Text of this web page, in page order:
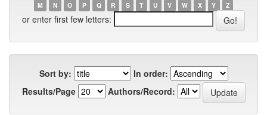
M
N O P Q R S T U V W X Y Z
or enter first few letters:
Sort by:
In order:
Results/Page
Authors/Record: